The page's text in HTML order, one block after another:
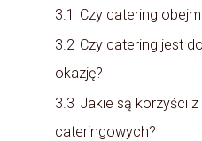
3.1 Czy catering
3.2 Czy catering jest
okazję?
3.3 Jakie są korzyści z
cateringowych?